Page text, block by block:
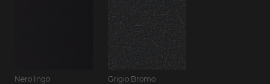
Nero Ingo Grigio Bromo